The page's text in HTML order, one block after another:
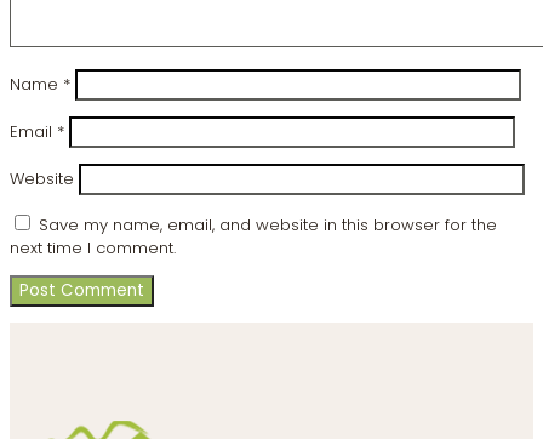
Name *
Email *
Website
Save my name, email, and website in this browser for the
next time I comment.